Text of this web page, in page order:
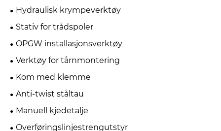
Hydraulisk krympeverktøy
Stativ for trådspoler
OPGW installasjonsverktøy
Verktøy for tårnmontering
Kom med klemme
Anti-twist ståltau
Manuell kjedetalje
Overføringslinjestrengutstyr